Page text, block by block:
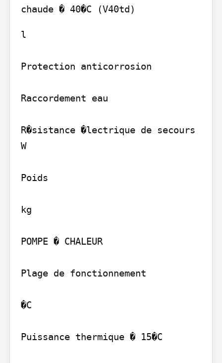
l
Protection anticorrosion
Raccordement eau
R�sistance �lectrique de secours
W
Poids
kg
POMPE � CHALEUR
Plage de fonctionnement
�C
Puissance thermique � 15�C